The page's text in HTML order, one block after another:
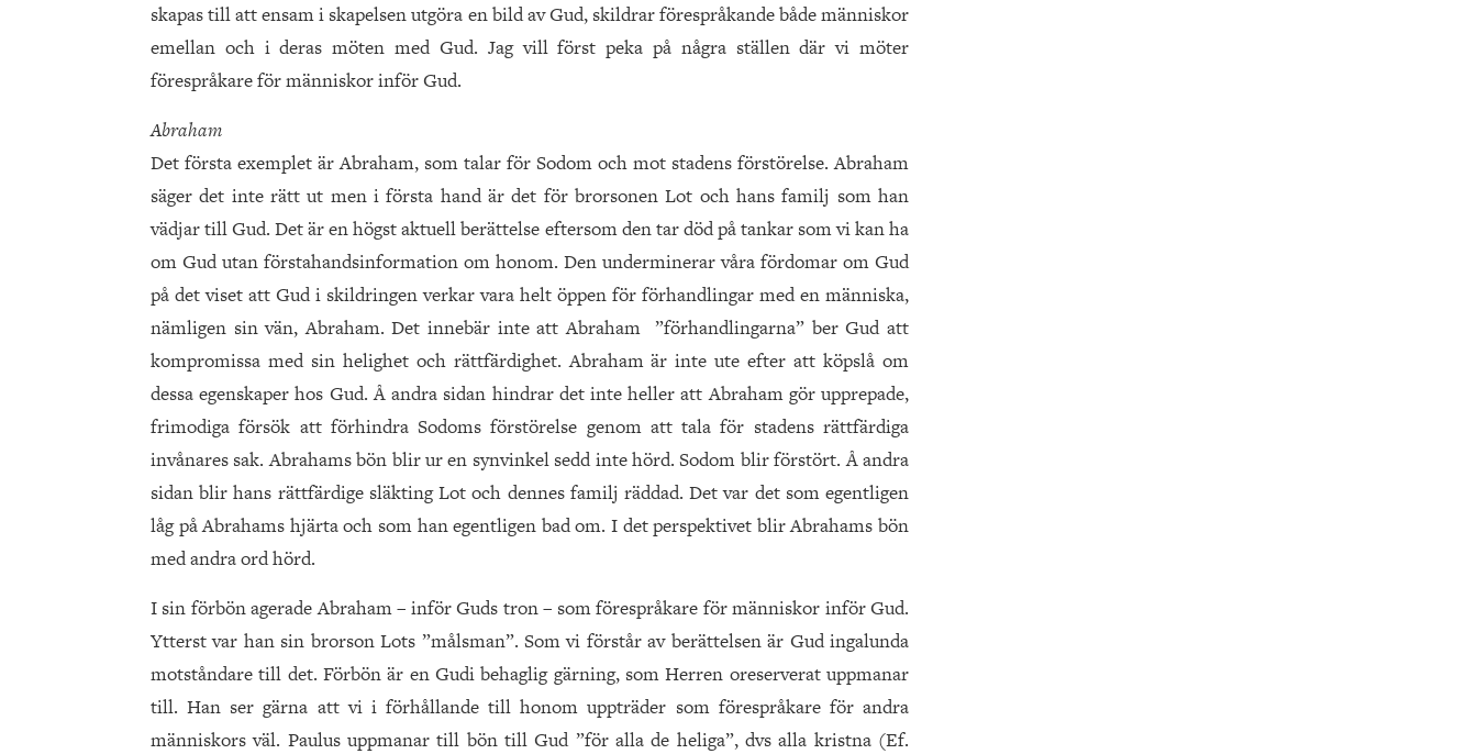
skapas till att ensam i skapelsen utgöra en bild av Gud, skildrar förespråkande både människor
emellan och i deras möten med Gud. Jag vill först peka på några ställen där vi möter
förespråkare för människor inför Gud.
Abraham
Det första exemplet är Abraham, som talar för Sodom och mot stadens förstörelse. Abraham
säger det inte rätt ut men i första hand är det för brorsonen Lot och hans familj som han
vädjar till Gud. Det är en högst aktuell berättelse eftersom den tar död på tankar som vi kan ha
om Gud utan förstahandsinformation om honom. Den underminerar våra fördomar om Gud
på det viset att Gud i skildringen verkar vara helt öppen för förhandlingar med en människa,
nämligen sin vän, Abraham. Det innebär inte att Abraham ”förhandlingarna” ber Gud att
kompromissa med sin helighet och rättfärdighet. Abraham är inte ute efter att köpslå om
dessa egenskaper hos Gud. Å andra sidan hindrar det inte heller att Abraham gör upprepade,
frimodiga försök att förhindra Sodoms förstörelse genom att tala för stadens rättfärdiga
invånares sak. Abrahams bön blir ur en synvinkel sedd inte hörd. Sodom blir förstört. Å andra
sidan blir hans rättfärdige släkting Lot och dennes familj räddad. Det var det som egentligen
låg på Abrahams hjärta och som han egentligen bad om. I det perspektivet blir Abrahams bön
med andra ord hörd.
I sin förbön agerade Abraham – inför Guds tron – som förespråkare för människor inför Gud.
Ytterst var han sin brorson Lots ”målsman”. Som vi förstår av berättelsen är Gud ingalunda
motståndare till det. Förbön är en Gudi behaglig gärning, som Herren oreserverat uppmanar
till. Han ser gärna att vi i förhållande till honom uppträder som förespråkare för andra
människors väl. Paulus uppmanar till bön till Gud ”för alla de heliga”, dvs alla kristna (Ef.